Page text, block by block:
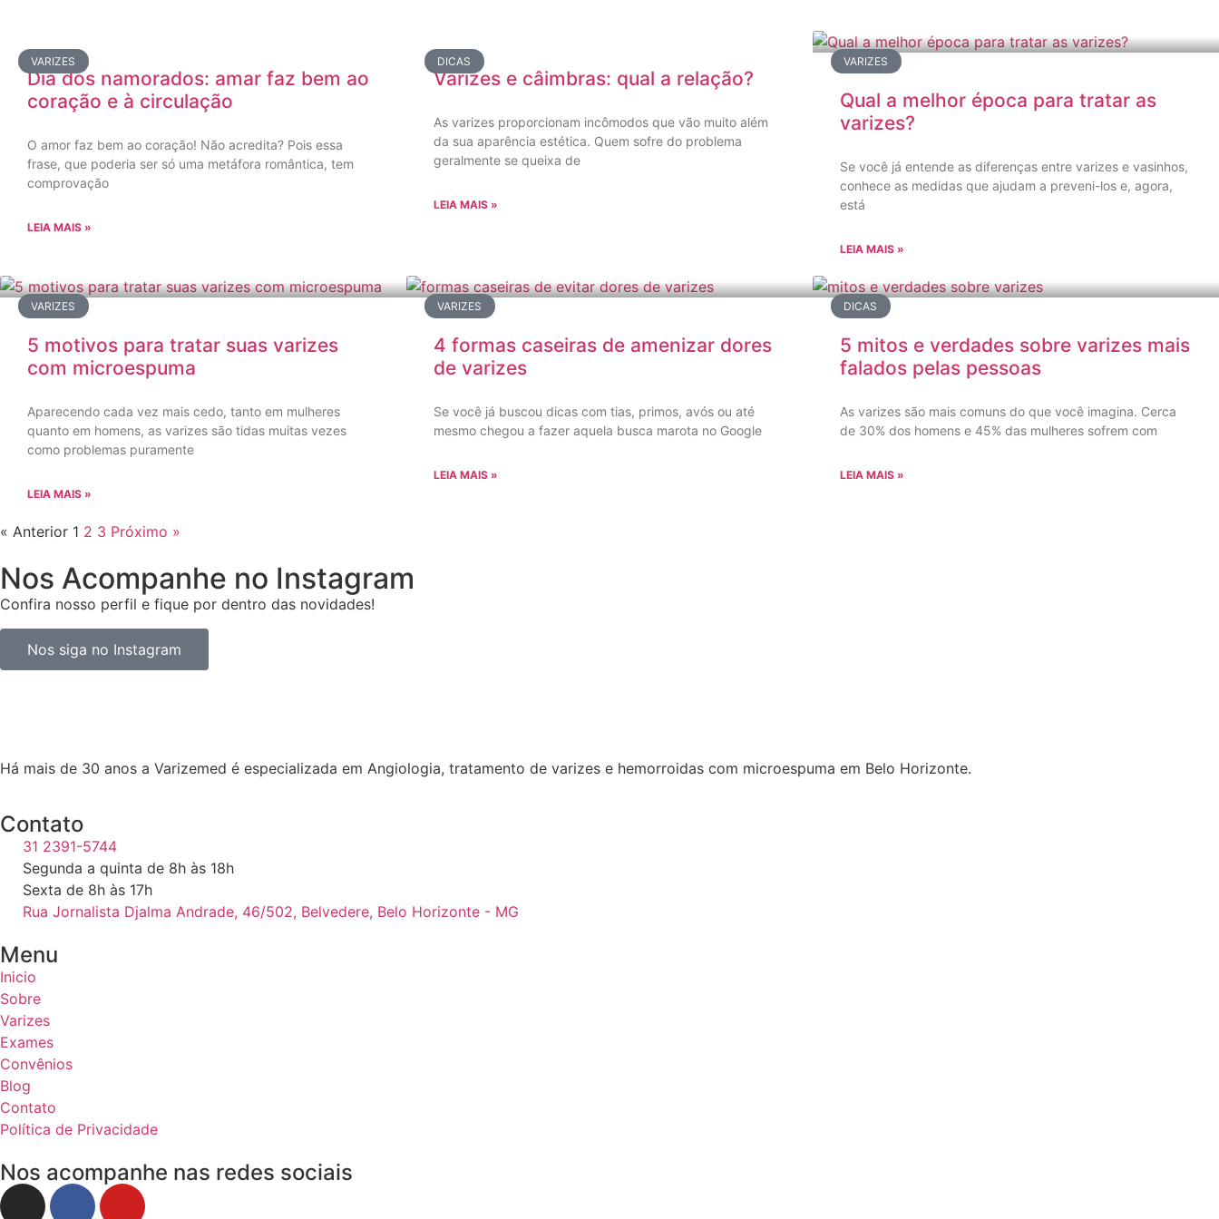
VARIZES
Dia dos namorados: amar faz bem ao
coração e à circulação
O amor faz bem ao coração! Não acredita? Pois essa
frase, que poderia ser só uma metáfora romântica, tem
comprovação
LEIA MAIS »
DICAS
Varizes e câimbras: qual a relação?
As varizes proporcionam incômodos que vão muito além
da sua aparência estética. Quem sofre do problema
geralmente se queixa de
LEIA MAIS »
VARIZES
Qual a melhor época para tratar as
varizes?
Se você já entende as diferenças entre varizes e vasinhos,
conhece as medidas que ajudam a preveni-los e, agora,
está
LEIA MAIS »
VARIZES
5 motivos para tratar suas varizes
com microespuma
Aparecendo cada vez mais cedo, tanto em mulheres
quanto em homens, as varizes são tidas muitas vezes
como problemas puramente
LEIA MAIS »
VARIZES
4 formas caseiras de amenizar dores
de varizes
Se você já buscou dicas com tias, primos, avós ou até
mesmo chegou a fazer aquela busca marota no Google
LEIA MAIS »
DICAS
5 mitos e verdades sobre varizes mais
falados pelas pessoas
As varizes são mais comuns do que você imagina. Cerca
de 30% dos homens e 45% das mulheres sofrem com
LEIA MAIS »
« Anterior 1 2 3 Próximo »
Nos Acompanhe no Instagram
Confira nosso perfil e fique por dentro das novidades!
Nos siga no Instagram
Há mais de 30 anos a Varizemed é especializada em Angiologia, tratamento de varizes e hemorroidas com microespuma em Belo Horizonte.
Contato
31 2391-5744
Segunda a quinta de 8h às 18h
Sexta de 8h às 17h
Rua Jornalista Djalma Andrade, 46/502, Belvedere, Belo Horizonte - MG
Menu
Inicio
Sobre
Varizes
Exames
Convênios
Blog
Contato
Política de Privacidade
Nos acompanhe nas redes sociais